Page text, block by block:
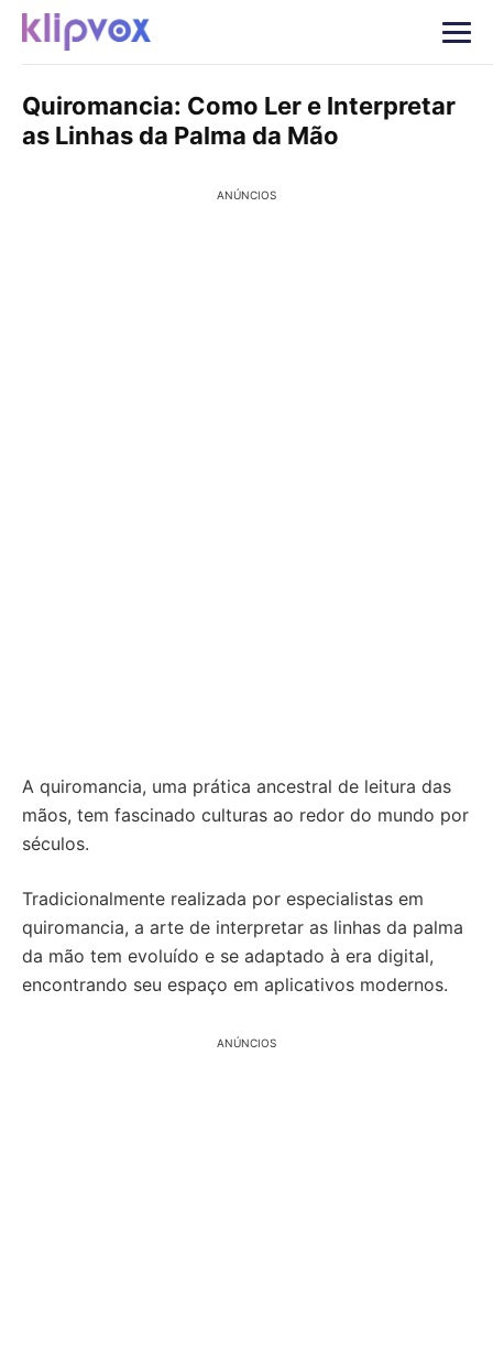
Quiromancia: Como Ler e Interpretar
as Linhas da Palma da Mão
ANÚNCIOS
A quiromancia, uma prática ancestral de leitura das
mãos, tem fascinado culturas ao redor do mundo por
séculos.
Tradicionalmente realizada por especialistas em
quiromancia, a arte de interpretar as linhas da palma
da mão tem evoluído e se adaptado à era digital,
encontrando seu espaço em aplicativos modernos.
ANÚNCIOS